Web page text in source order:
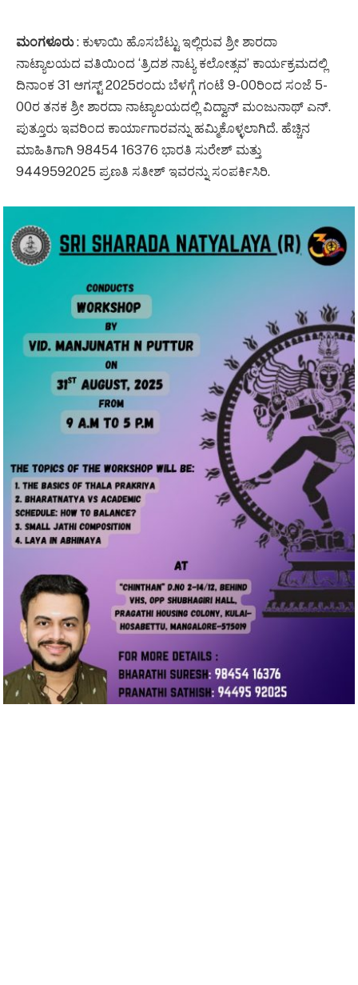
ಮಂಗಳೂರು: ಕುಳಾಯಿ ಹೊಸಬೆಟ್ಟು ಇಲ್ಲಿರುವ ಶ್ರೀ ಶಾರದಾ
ನಾಟ್ಯಾಲಯದ ವತಿಯಿಂದ ‘ತ್ರಿದಶ ನಾಟ್ಯ ಕಲೋತ್ಸವ’ ಕಾರ್ಯಕ್ರಮದಲ್ಲಿ
ದಿನಾಂಕ 31 ಆಗಸ್ಟ್ 2025ರಂದು ಬೆಳಗ್ಗೆ ಗಂಟೆ 9-00ರಿಂದ ಸಂಜೆ 5-
00ರ ತನಕ ಶ್ರೀ ಶಾರದಾ ನಾಟ್ಯಾಲಯದಲ್ಲಿ ವಿದ್ವಾನ್ ಮಂಜುನಾಥ್ ಎನ್.
ಪುತ್ತೂರು ಇವರಿಂದ ಕಾರ್ಯಾಗಾರವನ್ನು ಹಮ್ಮಿಕೊಳ್ಳಲಾಗಿದೆ. ಹೆಚ್ಚಿನ
ಮಾಹಿತಿಗಾಗಿ 98454 16376 ಭಾರತಿ ಸುರೇಶ್ ಮತ್ತು
9449592025 ಪ್ರಣತಿ ಸತೀಶ್ ಇವರನ್ನು ಸಂಪರ್ಕಿಸಿರಿ.